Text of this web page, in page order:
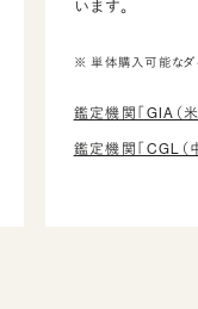
います。
※ 単体購入可能なダ
鑑定機関「GIA（
鑑定機関「CGL（